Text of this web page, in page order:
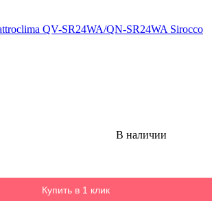
QV-SR24WA/QN-SR24WA Sirocco
В наличии
Купить в 1 клик